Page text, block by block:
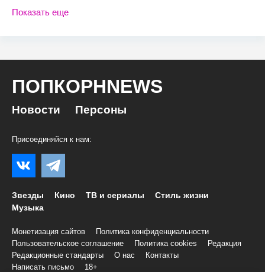
Показать еще
ПОПКОРНNEWS
Новости Персоны
Присоединяйся к нам:
Звезды Кино ТВ и сериалы
Стиль жизни
Музыка
Монетизация сайтов
Политика конфиденциальности
Пользовательское соглашение
Политика cookies
Редакция
Редакционные стандарты
О нас
Контакты
Написать письмо
18+